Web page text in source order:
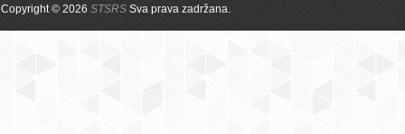
Copyright © 2026 STSRS Sva prava zadržana.